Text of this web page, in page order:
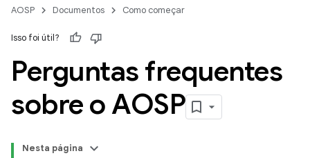
AOSP Documentos Como começar
Isso foi útil?
Perguntas frequentes
sobre o AOSP
Nesta página